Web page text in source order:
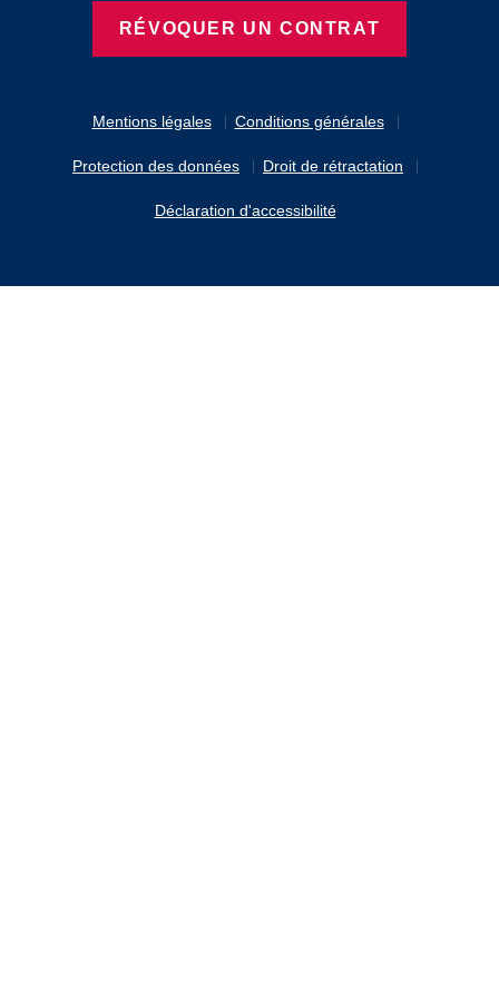
Mentions légales Conditions générales
Protection des données Droit de rétractation
Déclaration d'accessibilité
RÉVOQUER UN CONTRAT